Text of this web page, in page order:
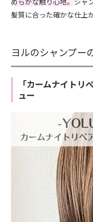
髪質に合った確かな仕上
ヨルのシャンプー
「カームナイトリ
ュー